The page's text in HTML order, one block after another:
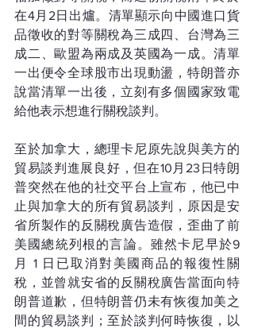
在4月2日出爐。清單顯示向中國進口貨
品徵收的對等關稅為三成四、台灣為三
成二、歐盟為兩成及英國為一成。清單
一出便令全球股市出現動盪，特朗普亦
說當清單一出後，立刻有多個國家致電
給他表示想進行關稅談判。
至於加拿大，總理卡尼原先說與美方的
貿易談判進展良好，但在10月23日特朗
普突然在他的社交平台上宣布，他已中
止與加拿大的所有貿易談判，原因是安
省所製作的反關稅廣告造假，歪曲了前
美國總統列根的言論。雖然卡尼早於9
月 1 日已取消對美國商品的報復性關
稅，並曾就安省的反關稅廣告當面向特
朗普道歉，但特朗普仍未有恢復加美之
間的貿易談判；至於談判何時恢復，以